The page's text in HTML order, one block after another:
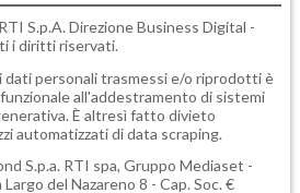
S.p.A. Direzione Business Digital -
i diritti riservati.
personali trasmessi e/o riprodotti è
all'addestramento di sistemi
È altresì fatto divieto
automatizzati di data scraping.
S.p.a. RTI spa, Gruppo Mediaset -
del Nazareno 8 - Cap. Soc. €